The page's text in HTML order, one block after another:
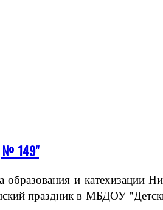
№ 149"
образования и катехизации
праздник в МБДОУ